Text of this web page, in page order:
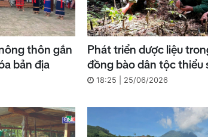
thôn gắn
bản địa
Phát triển dược liệu
đồng bào dân tộc thiểu
18:25 | 25/06/2026